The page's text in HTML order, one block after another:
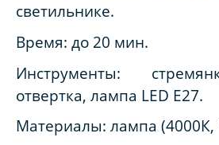
светильнике.
Время: до 20 мин.
Инструменты:
отвертка, лампа LED Е27.
Материалы: лампа (4000К,